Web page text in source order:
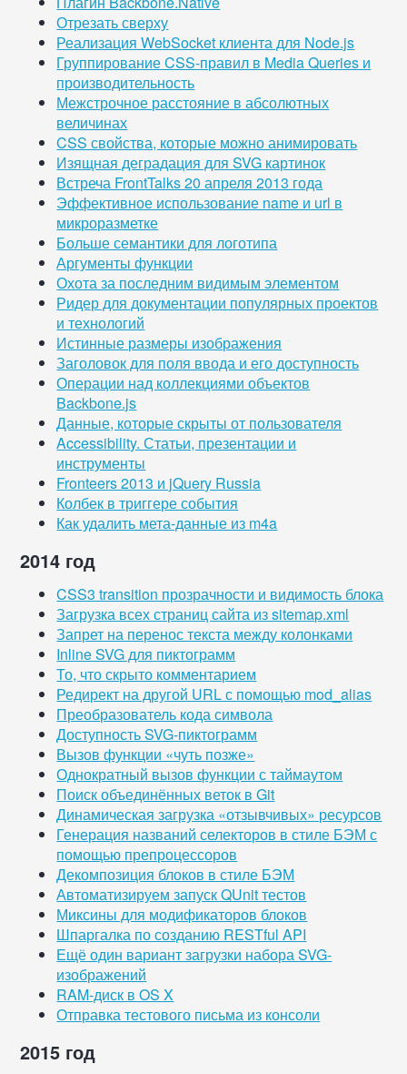
Отрезать сверху
Реализация WebSocket клиента для Node.js
Группирование CSS-правил в Media Queries и
производительность
Межстрочное расстояние в абсолютных
величинах
CSS свойства, которые можно анимировать
Изящная деградация для SVG картинок
Встреча FrontTalks 20 апреля 2013 года
Эффективное использование name и url в
микроразметке
Больше семантики для логотипа
Аргументы функции
Охота за последним видимым элементом
Ридер для документации популярных проектов
и технологий
Истинные размеры изображения
Заголовок для поля ввода и его доступность
Операции над коллекциями объектов
Backbone.js
Данные, которые скрыты от пользователя
Accessibility. Статьи, презентации и
инструменты
Fronteers 2013 и jQuery Russia
Колбек в триггере события
Как удалить мета-данные из m4a
2014 год
CSS3 transition прозрачности и видимость блока
Загрузка всех страниц сайта из sitemap.xml
Запрет на перенос текста между колонками
Inline SVG для пиктограмм
То, что скрыто комментарием
Редирект на другой URL с помощью mod_alias
Преобразователь кода символа
Доступность SVG-пиктограмм
Вызов функции «чуть позже»
Однократный вызов функции с таймаутом
Поиск объединённых веток в Git
Динамическая загрузка «отзывчивых» ресурсов
Генерация названий селекторов в стиле БЭМ с
помощью препроцессоров
Декомпозиция блоков в стиле БЭМ
Автоматизируем запуск QUnit тестов
Миксины для модификаторов блоков
Шпаргалка по созданию RESTful API
Ещё один вариант загрузки набора SVG-
изображений
RAM-диск в OS X
Отправка тестового письма из консоли
2015 год